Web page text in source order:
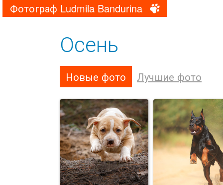
Фотограф Ludmila Bandurina
Осень
Новые фото Лучшие фото